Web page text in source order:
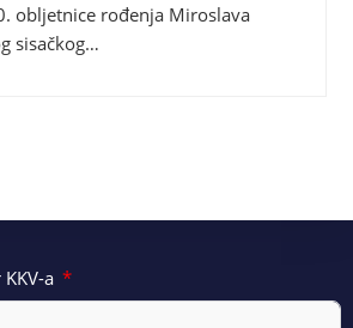
obljetnice rođenja Miroslava
sisačkog…
a